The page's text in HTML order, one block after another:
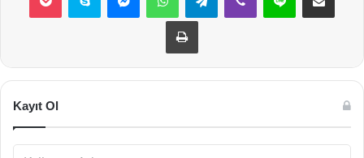
Yazdır
Kayıt Ol